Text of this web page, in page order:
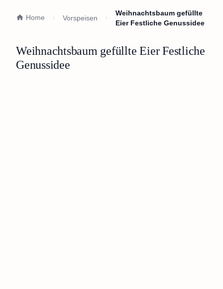
Home Vorspeisen
Weihnachtsbaum gefüllte
Eier Festliche Genussidee
Weihnachtsbaum gefüllte Eier Festliche
Genussidee